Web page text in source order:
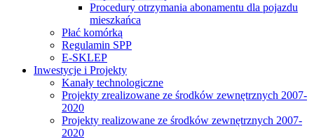
Procedury otrzymania abonamentu dla pojazdu
mieszkańca
Płać komórką
Regulamin SPP
E-SKLEP
Inwestycje i Projekty
Kanały technologiczne
Projekty zrealizowane ze środków zewnętrznych 2007-
2020
Projekty realizowane ze środków zewnętrznych 2007-
2020